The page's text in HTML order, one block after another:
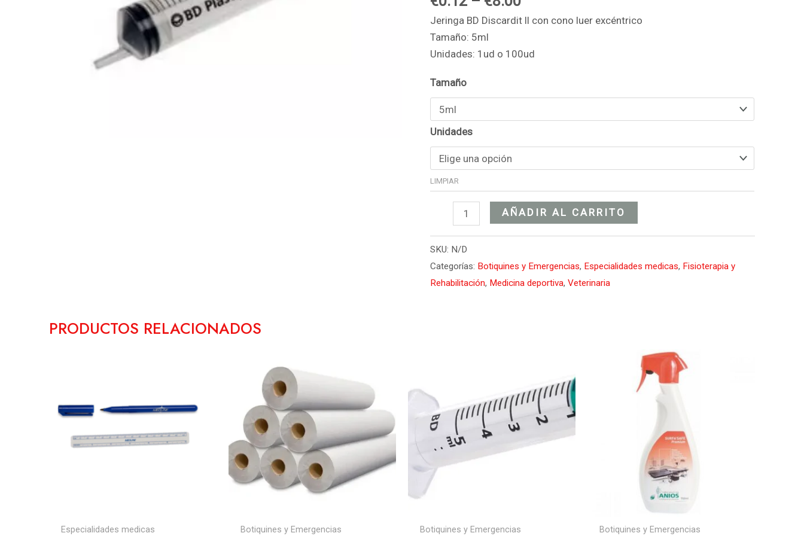
Jeringa BD Discardit ll con cono luer excéntrico
Tamaño: 5ml
Unidades: 1ud o 100ud
Tamaño
Unidades
LIMPIAR
cantidad
AÑADIR AL CARRITO
SKU: N/D
Categorías: Botiquines y Emergencias, Especialidades medicas, Fisioterapia y
Rehabilitación, Medicina deportiva,Veterinaria
PRODUCTOS RELACIONADOS
Especialidades medicas Botiquines y Emergencias Botiquines y Emergencias Botiquines y Emergencias